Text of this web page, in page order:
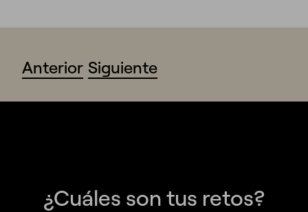
Anterior Siguiente
¿Cuáles son tus retos?